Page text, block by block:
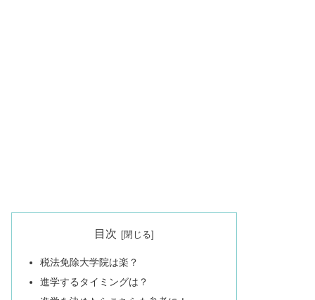
目次
税法免除大学院は楽？
進学するタイミングは？